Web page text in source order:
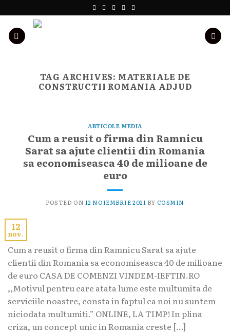
to
content
TAG ARCHIVES: MATERIALE DE
CONSTRUCTII ROMANIA ADJUD
ARTICOLE MEDIA
Cum a reusit o firma din Ramnicu
Sarat sa ajute clientii din Romania
sa economiseasca 40 de milioane de
euro
POSTED ON 12 NOIEMBRIE 2021 BY COSMIN
12
nov.
Cum a reusit o firma din Ramnicu Sarat sa ajute
clientii din Romania sa economiseasca 40 de milioane
de euro CASA DE COMENZI VINDEM-IEFTIN.RO
,,Motivul pentru care atata lume este multumita de
serviciile noastre, consta in faptul ca noi nu suntem
niciodata multumiti.” ONLINE, LA TIMP! In plina
criza, un concept unic in Romania creste […]